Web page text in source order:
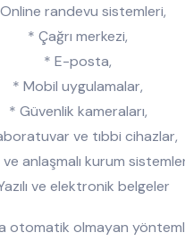
randevu sistemleri,
* Çağrı merkezi,
* E-posta,
* Mobil uygulamalar,
* Güvenlik kameraları,
ve tıbbi cihazlar,
ve anlaşmalı kurum
ve elektronik belgeler
otomatik olmayan